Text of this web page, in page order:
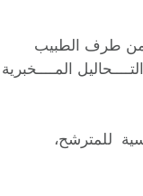
من طرف الطبيب
المــــخبرية
للمترشح،